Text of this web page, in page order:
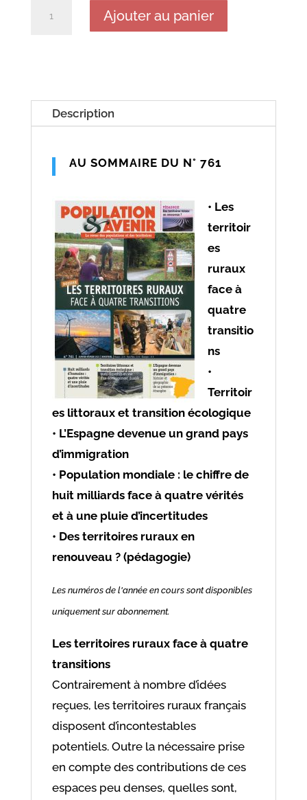
n° 761
-
2023
Ajouter au panier
Description
AU SOMMAIRE DU N° 761
• Les
territoir
es
ruraux
face à
quatre
transitio
ns
•
Territoir
es littoraux et transition écologique
• L’Espagne devenue un grand pays
d’immigration
• Population mondiale : le chiffre de
huit milliards face à quatre vérités
et à une pluie d’incertitudes
• Des territoires ruraux en
renouveau ? (pédagogie)
Les numéros de l'année en cours sont disponibles
uniquement sur abonnement.
Les territoires ruraux face à quatre
transitions
Contrairement à nombre d’idées
reçues, les territoires ruraux français
disposent d’incontestables
potentiels. Outre la nécessaire prise
en compte des contributions de ces
espaces peu denses, quelles sont,